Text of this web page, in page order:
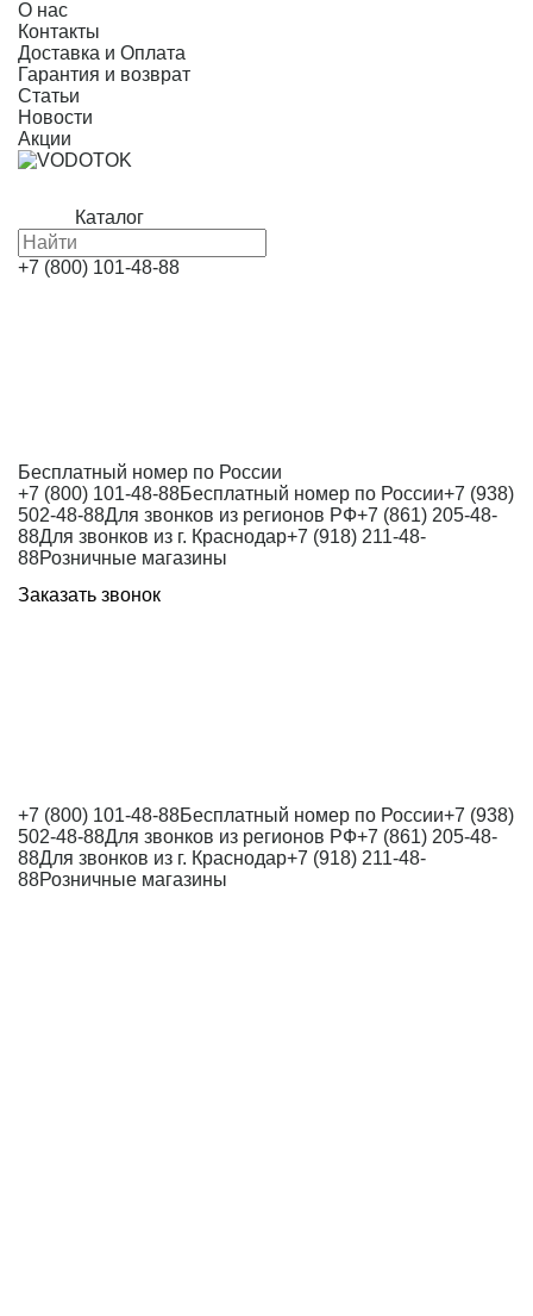
О нас
Контакты
Доставка и Оплата
Гарантия и возврат
Статьи
Новости
Акции
Каталог
+7 (800) 101-48-88
Бесплатный номер по России
+7 (800) 101-48-88Бесплатный номер по России+7 (938)
502-48-88Для звонков из регионов РФ+7 (861) 205-48-
88Для звонков из г. Краснодар+7 (918) 211-48-
88Розничные магазины
Заказать звонок
+7 (800) 101-48-88Бесплатный номер по России+7 (938)
502-48-88Для звонков из регионов РФ+7 (861) 205-48-
88Для звонков из г. Краснодар+7 (918) 211-48-
88Розничные магазины